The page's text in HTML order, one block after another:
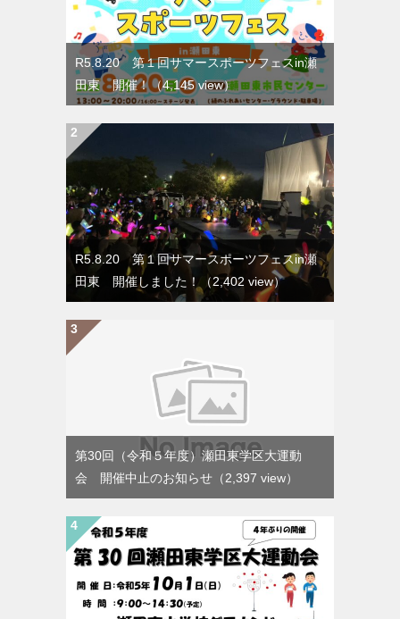
R5.8.20 第１回サマースポーツフェスin瀬
田東 開催！（4,145 view）
R5.8.20 第１回サマースポーツフェスin瀬
田東 開催しました！
（2,402 view）
第30回（令和５年度）瀬田東学区大運動
会 開催中止のお知らせ （2,397 view）